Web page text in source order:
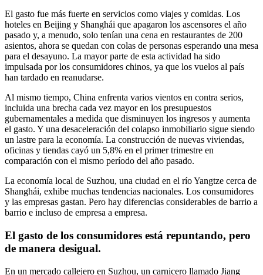
El gasto fue más fuerte en servicios como viajes y comidas. Los
hoteles en Beijing y Shanghái que apagaron los ascensores el año
pasado y, a menudo, solo tenían una cena en restaurantes de 200
asientos, ahora se quedan con colas de personas esperando una mesa
para el desayuno. La mayor parte de esta actividad ha sido
impulsada por los consumidores chinos, ya que los vuelos al país
han tardado en reanudarse.
Al mismo tiempo, China enfrenta varios vientos en contra serios,
incluida una brecha cada vez mayor en los presupuestos
gubernamentales a medida que disminuyen los ingresos y aumenta
el gasto. Y una desaceleración del colapso inmobiliario sigue siendo
un lastre para la economía. La construcción de nuevas viviendas,
oficinas y tiendas cayó un 5,8% en el primer trimestre en
comparación con el mismo período del año pasado.
La economía local de Suzhou, una ciudad en el río Yangtze cerca de
Shanghái, exhibe muchas tendencias nacionales. Los consumidores
y las empresas gastan. Pero hay diferencias considerables de barrio a
barrio e incluso de empresa a empresa.
El gasto de los consumidores está repuntando, pero
de manera desigual.
En un mercado callejero en Suzhou, un carnicero llamado Jiang